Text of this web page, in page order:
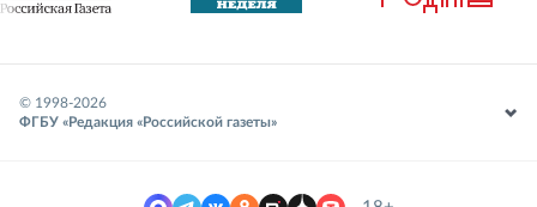
© 1998-2026
ФГБУ «Редакция «Российской газеты»